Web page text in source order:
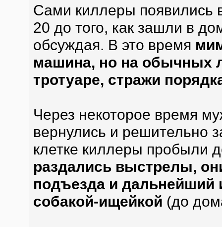
Сами киллеры появились
20 до того, как зашли в
обсуждая. В это время
машина, но на обычных
тротуаре, стражи
Через некоторое время
вернулись и решительно
клетке киллеры пробыли
раздались выстрелы,
подъезда и дальнейший
собакой-ищейкой (до